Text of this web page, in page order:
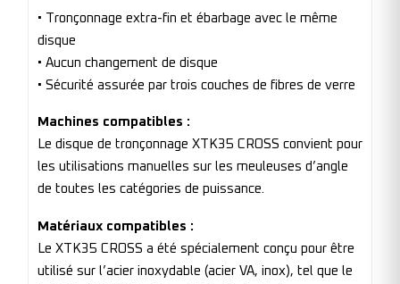
• Tronçonnage extra-fin et ébarbage avec le même
disque
• Aucun changement de disque
• Sécurité assurée par trois couches de fibres de verre
Machines compatibles :
Le disque de tronçonnage XTK35 CROSS convient pour
les utilisations manuelles sur les meuleuses d’angle
de toutes les catégories de puissance.
Matériaux compatibles :
Le XTK35 CROSS a été spécialement conçu pour être
utilisé sur l’acier inoxydable (acier VA, inox), tel que le